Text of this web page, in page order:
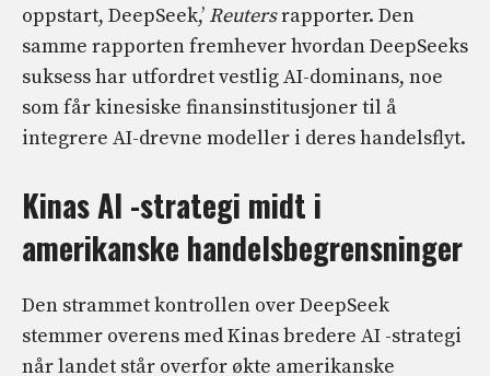
oppstart, DeepSeek,’ Reutersrapporter. Den
samme rapporten fremhever hvordan DeepSeeks
suksess har utfordret vestlig AI-dominans, noe
som får kinesiske finansinstitusjoner til å
integrere AI-drevne modeller i deres handelsflyt.
Kinas AI -strategi midt i
amerikanske handelsbegrensninger
Den strammet kontrollen over DeepSeek
stemmer overens med Kinas bredere AI -strategi
når landet står overfor økte amerikanske